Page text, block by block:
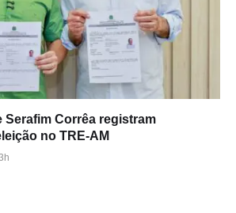
Serafim Corrêa registram
no TRE-AM